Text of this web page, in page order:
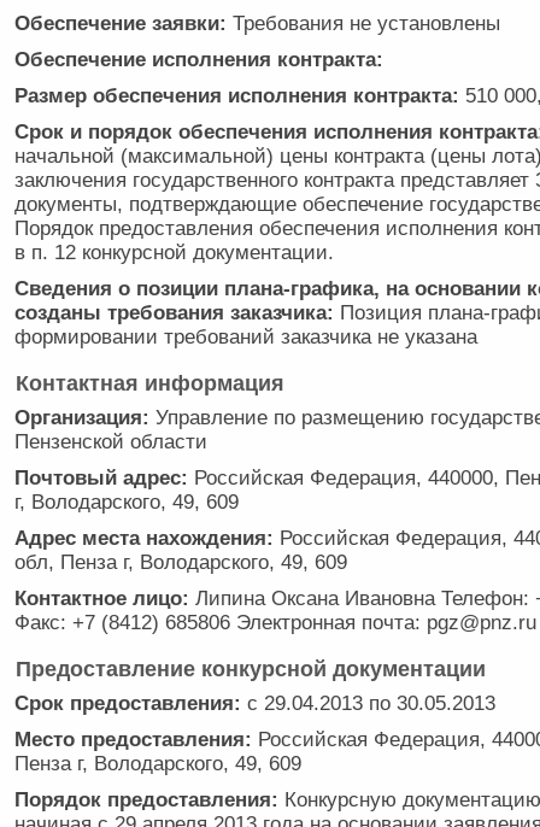
Обеспечение заявки: Требования не установлены
Обеспечение исполнения контракта:
Размер обеспечения исполнения контракта: 510
Срок и порядок обеспечения исполнения
начальной (максимальной) цены контракта (цены
заключения государственного контракта представляет
документы, подтверждающие обеспечение
Порядок предоставления обеспечения исполнения
в п. 12 конкурсной документации.
Сведения о позиции плана-графика, на основании
созданы требования заказчика: Позиция плана-
формировании требований заказчика не указана
Контактная информация
Организация: Управление по размещению
Пензенской области
Почтовый адрес: Российская Федерация, 440000,
г, Володарского, 49, 609
Адрес места нахождения: Российская Федерация,
обл, Пенза г, Володарского, 49, 609
Контактное лицо: Липина Оксана Ивановна Телефон:
Факс: +7 (8412) 685806 Электронная почта: pgz@pnz.ru
Предоставление конкурсной документации
Срок предоставления: с 29.04.2013 по 30.05.2013
Место предоставления: Российская Федерация,
Пенза г, Володарского, 49, 609
Порядок предоставления: Конкурсную